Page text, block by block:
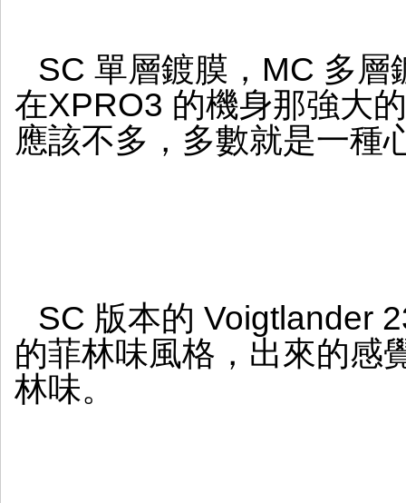
SC 單層鍍膜，MC 多
在XPRO3 的機身那強大
應該不多，多數就是一種
SC 版本的 Voigtlander
的菲林味風格，出來的感
林味。